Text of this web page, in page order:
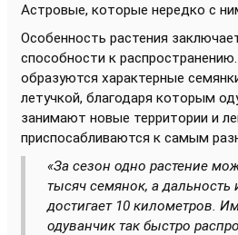
Астровые, которые нередко с
Особенность растения
способности к
образуются характерные
летучкой, благодаря которым
занимают новые территории и
приспосабливаются к самым
«За сезон одно растение
тысяч семянок, а дальность
достигает 10 километров.
одуванчик так быстро